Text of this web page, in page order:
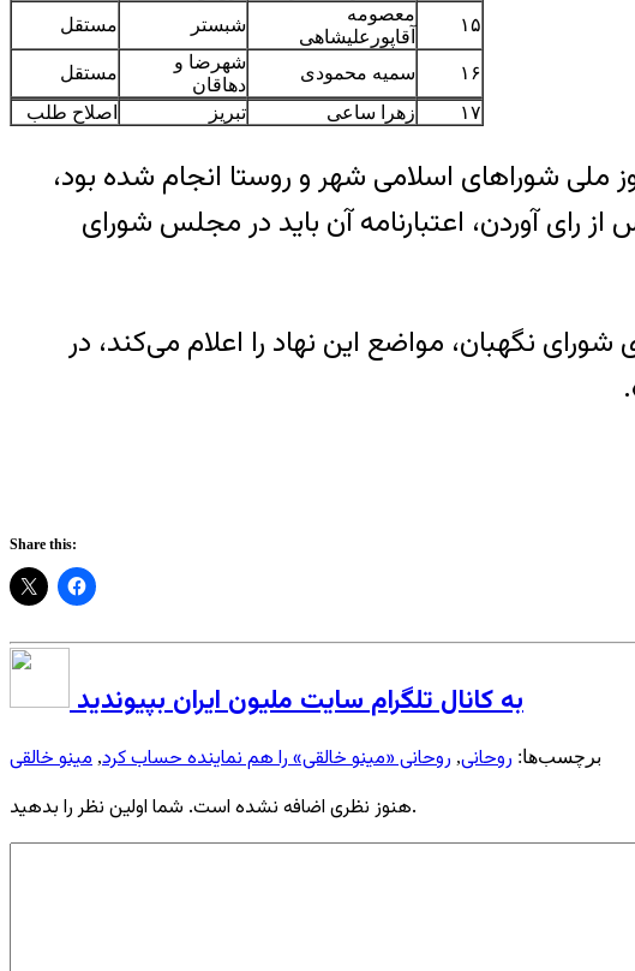
۱۵
معصومه
آقاپور‌علیشاهی
شبستر مستقل
۱۶ سمیه محمودی
شهرضا و
دهاقان
مستقل
۱۷
زهرا ساعی تبریز اصلاح طلب
ملی شوراهای اسلامی شهر و روستا انجام شده بود،
رای آوردن، اعتبارنامه آن باید در مجلس شورای
نگهبان، مواضع این نهاد را اعلام می‌کند، در
Share this:
به کانال تلگرام سایت ملیون ایران بپیوندید
برچسب‌ها: روحانی, روحانی «مینو خالقی» را هم نماینده حساب کرد, مینو خالقی
هنوز نظری اضافه نشده است. شما اولین نظر را بدهید.